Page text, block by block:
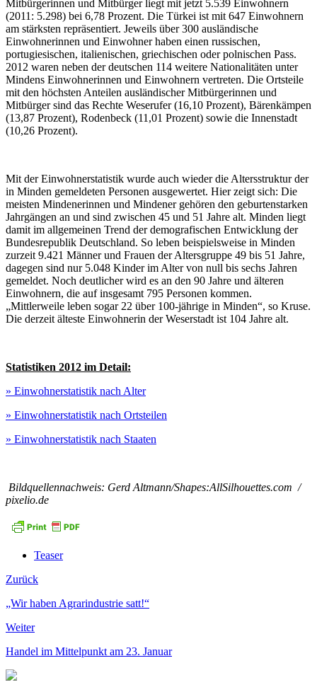
Mitbürgerinnen und Mitbürger liegt mit jetzt 5.539 Einwohnern
(2011: 5.298) bei 6,78 Prozent. Die Türkei ist mit 647 Einwohnern
am stärksten repräsentiert. Jeweils über 300 ausländische
Einwohnerinnen und Einwohner haben einen russischen,
portugiesischen, italienischen, griechischen oder polnischen Pass.
2012 waren neben der deutschen 114 weitere Nationalitäten unter
Mindens Einwohnerinnen und Einwohnern vertreten. Die Ortsteile
mit den höchsten Anteilen ausländischer Mitbürgerinnen und
Mitbürger sind das Rechte Weserufer (16,10 Prozent), Bärenkämpen
(13,87 Prozent), Rodenbeck (11,01 Prozent) sowie die Innenstadt
(10,26 Prozent).
Mit der Einwohnerstatistik wurde auch wieder die Altersstruktur der
in Minden gemeldeten Personen ausgewertet. Hier zeigt sich: Die
meisten Mindenerinnen und Mindener gehören den geburtenstarken
Jahrgängen an und sind zwischen 45 und 51 Jahre alt. Minden liegt
damit im allgemeinen Trend der demografischen Entwicklung der
Bundesrepublik Deutschland. So leben beispielsweise in Minden
zurzeit 9.421 Männer und Frauen der Altersgruppe 49 bis 51 Jahre,
dagegen sind nur 5.048 Kinder im Alter von null bis sechs Jahren
gemeldet. Noch deutlicher wird es an den 90 Jahre und älteren
Einwohnern, die auf insgesamt 795 Personen kommen.
„Mittlerweile leben sogar 22 über 100-jährige in Minden“, so Kruse.
Die derzeit älteste Einwohnerin der Weserstadt ist 104 Jahre alt.
Statistiken 2012 im Detail:
» Einwohnerstatistik nach Alter
» Einwohnerstatistik nach Ortsteilen
» Einwohnerstatistik nach Staaten
Bildquellennachweis: Gerd Altmann/Shapes:AllSilhouettes.com /
pixelio.de
Teaser
Zurück
„Wir haben Agrarindustrie satt!“
Weiter
Handel im Mittelpunkt am 23. Januar